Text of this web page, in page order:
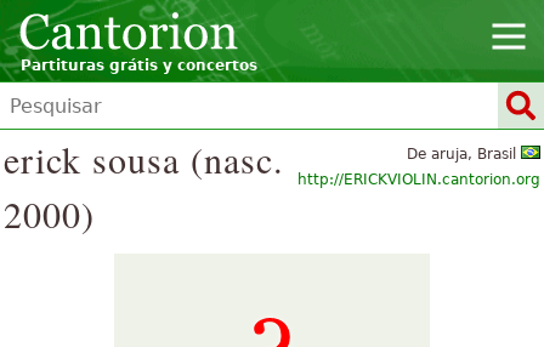
Partituras grátis y concertos
De aruja, Brasil
http://ERICKVIOLIN.cantorion.org
erick sousa (nasc.
2000)